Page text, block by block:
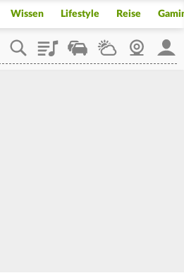
Wissen Lifestyle Reise
PlaylistStaupilotWetterWebcam